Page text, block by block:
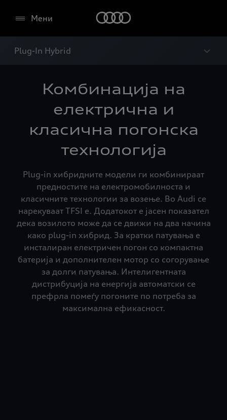
Мени
Plug-In Hybrid
Комбинација на
електрична и
класична погонска
технологија
Plug-in хибридните модели ги комбинираат
предностите на електромобилноста и
класичните технологии за возење. Во Audi се
нарекуваат TFSI e. Додатокот е јасен показател
дека возилото може да се движи на два начина
како plug-in хибрид. За кратки патувања е
инсталиран електричен погон со компактна
батерија и дополнителен мотор со согорување
за долги патувања. Интелигентната
дистрибуција на енергија автоматски се
префрла помеѓу погоните по потреба за
максимална ефикасност.